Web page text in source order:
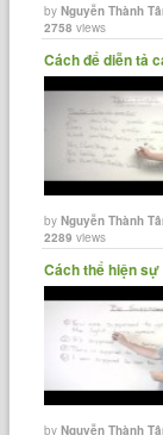
byNguyễn Thành
2758 views
Cách để diễn tả
byNguyễn Thành
2289 views
Cách thể hiện
byNguyễn Thành